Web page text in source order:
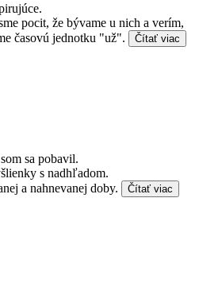
pocit, že bývame u nich a verím,
časovú jednotku "už".
Čítať viac
sa pobavil.
s nadhľadom.
a nahnevanej doby.
Čítať viac